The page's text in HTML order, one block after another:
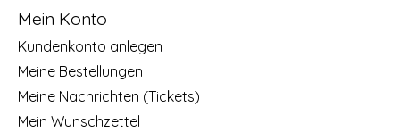
Mein Konto
Kundenkonto anlegen
Meine Bestellungen
Meine Nachrichten (Tickets)
Mein Wunschzettel